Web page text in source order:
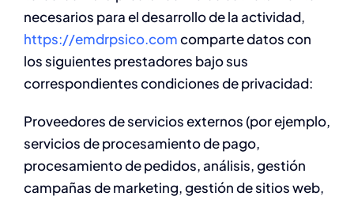
necesarios para el desarrollo de la actividad,
https://emdrpsico.comcomparte datos con
los siguientes prestadores bajo sus
correspondientes condiciones de privacidad:
Proveedores de servicios externos (por ejemplo,
servicios de procesamiento de pago,
procesamiento de pedidos, análisis, gestión
campañas de marketing, gestión de sitios web,